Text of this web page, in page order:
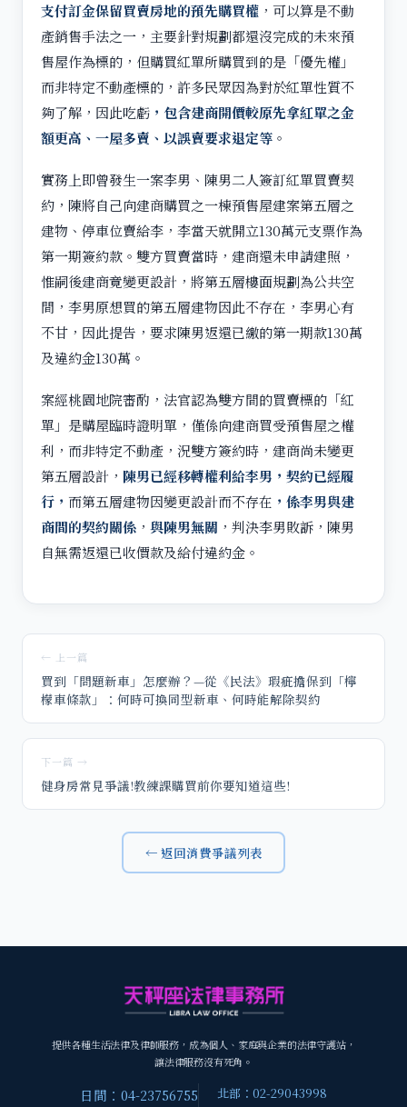
支付訂金保留買賣房地的預先購買權 ，可以算是不動
產銷售手法之一，主要針對規劃都還沒完成的未來預
售屋作為標的，但購買紅單所購買到的是「優先權」
而非特定不動產標的，許多民眾因為對於紅單性質不
夠了解，因此吃虧 ，包含建商開價較原先拿紅單之金
額更高、一屋多賣、以誤賣要求退定等 。
實務上即曾發生一案李男、陳男二人簽訂紅單買賣契
約，陳將自己向建商購買之一棟預售屋建案第五層之
建物、停車位賣給李，李當天就開立130萬元支票作為
第一期簽約款。雙方買賣當時，建商還未申請建照，
惟嗣後建商竟變更設計，將第五層樓面規劃為公共空
間，李男原想買的第五層建物因此不存在，李男心有
不甘，因此提告，要求陳男返還已繳的第一期款130萬
及違約金130萬。
案經桃園地院審酌，法官認為雙方間的買賣標的「紅
單」是購屋臨時證明單，僅係向建商買受預售屋之權
利，而非特定不動產，況雙方簽約時，建商尚未變更
第五層設計， 陳男已經移轉權利給李男，契約已經履
行， 而第五層建物因變更設計而不存在 ，係李男與建
商間的契約關係 ， 與陳男無關 ，判決李男敗訴，陳男
自無需返還已收價款及給付違約金。
← 上一篇
買到「問題新車」怎麼辦？—從《民法》瑕疵擔保到「檸
檬車條款」：何時可換同型新車、何時能解除契約
下一篇 →
健身房常見爭議!教練課購買前你要知道這些!
← 返回消費爭議列表
提供各種生活法律及律師服務，成為個人、家庭與企業的法律守護站，
讓法律服務沒有死角。
日間：04-23756755
北部：02-29043998